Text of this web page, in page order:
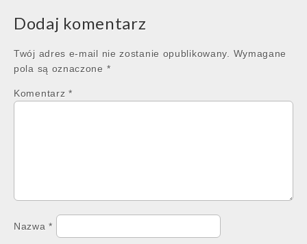
Dodaj komentarz
Twój adres e-mail nie zostanie opublikowany.
Wymagane
pola są oznaczone *
Komentarz *
Nazwa*